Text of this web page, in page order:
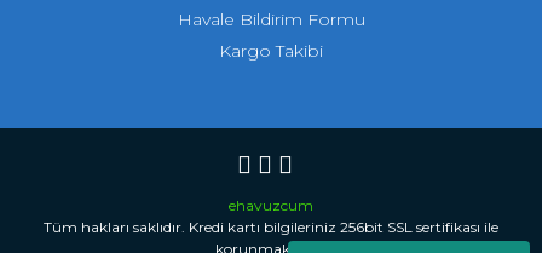
Havale Bildirim Formu
Kargo Takibi
ehavuzcum
Tüm hakları saklıdır. Kredi kartı bilgileriniz 256bit SSL sertifikası ile
korunmaktadır.